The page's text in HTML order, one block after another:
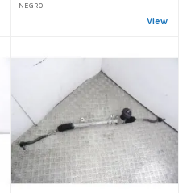
NEGRO
View